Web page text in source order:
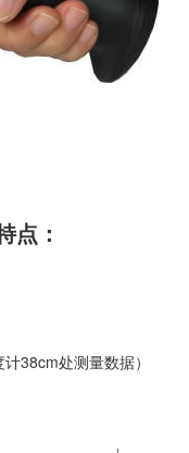
点：
38cm处测量数据）